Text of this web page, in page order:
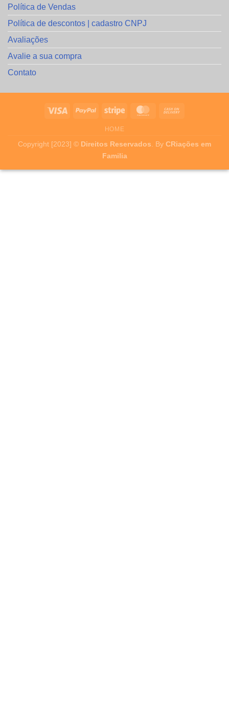
Política de Vendas
Política de descontos | cadastro CNPJ
Avaliações
Avalie a sua compra
Contato
HOME
Copyright [2023] © Direitos Reservados . By CRiações em
Familia